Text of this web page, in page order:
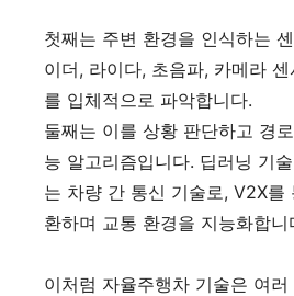
첫째는 주변 환경을 인식하는
이더, 라이다, 초음파, 카메라
를 입체적으로 파악합니다.
둘째는 이를 상황 판단하고 경
능 알고리즘입니다. 딥러닝 기
는 차량 간 통신 기술로, V2X를
환하며 교통 환경을 지능화합니
이처럼 자율주행차 기술은 여